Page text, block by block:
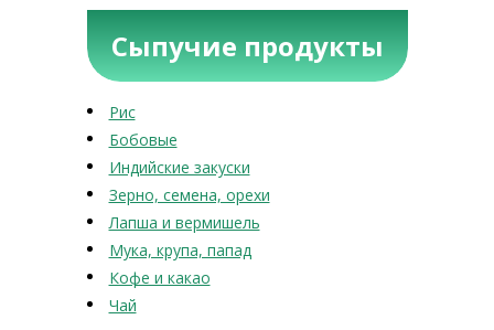
Сыпучие продукты
Рис
Бобовые
Индийские закуски
Зерно, семена, орехи
Лапша и вермишель
Мука, крупа, папад
Кофе и какао
Чай